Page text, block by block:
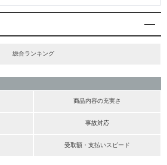
総合ランキング
商品内容の充実さ
事故対応
受取額・支払いスピード